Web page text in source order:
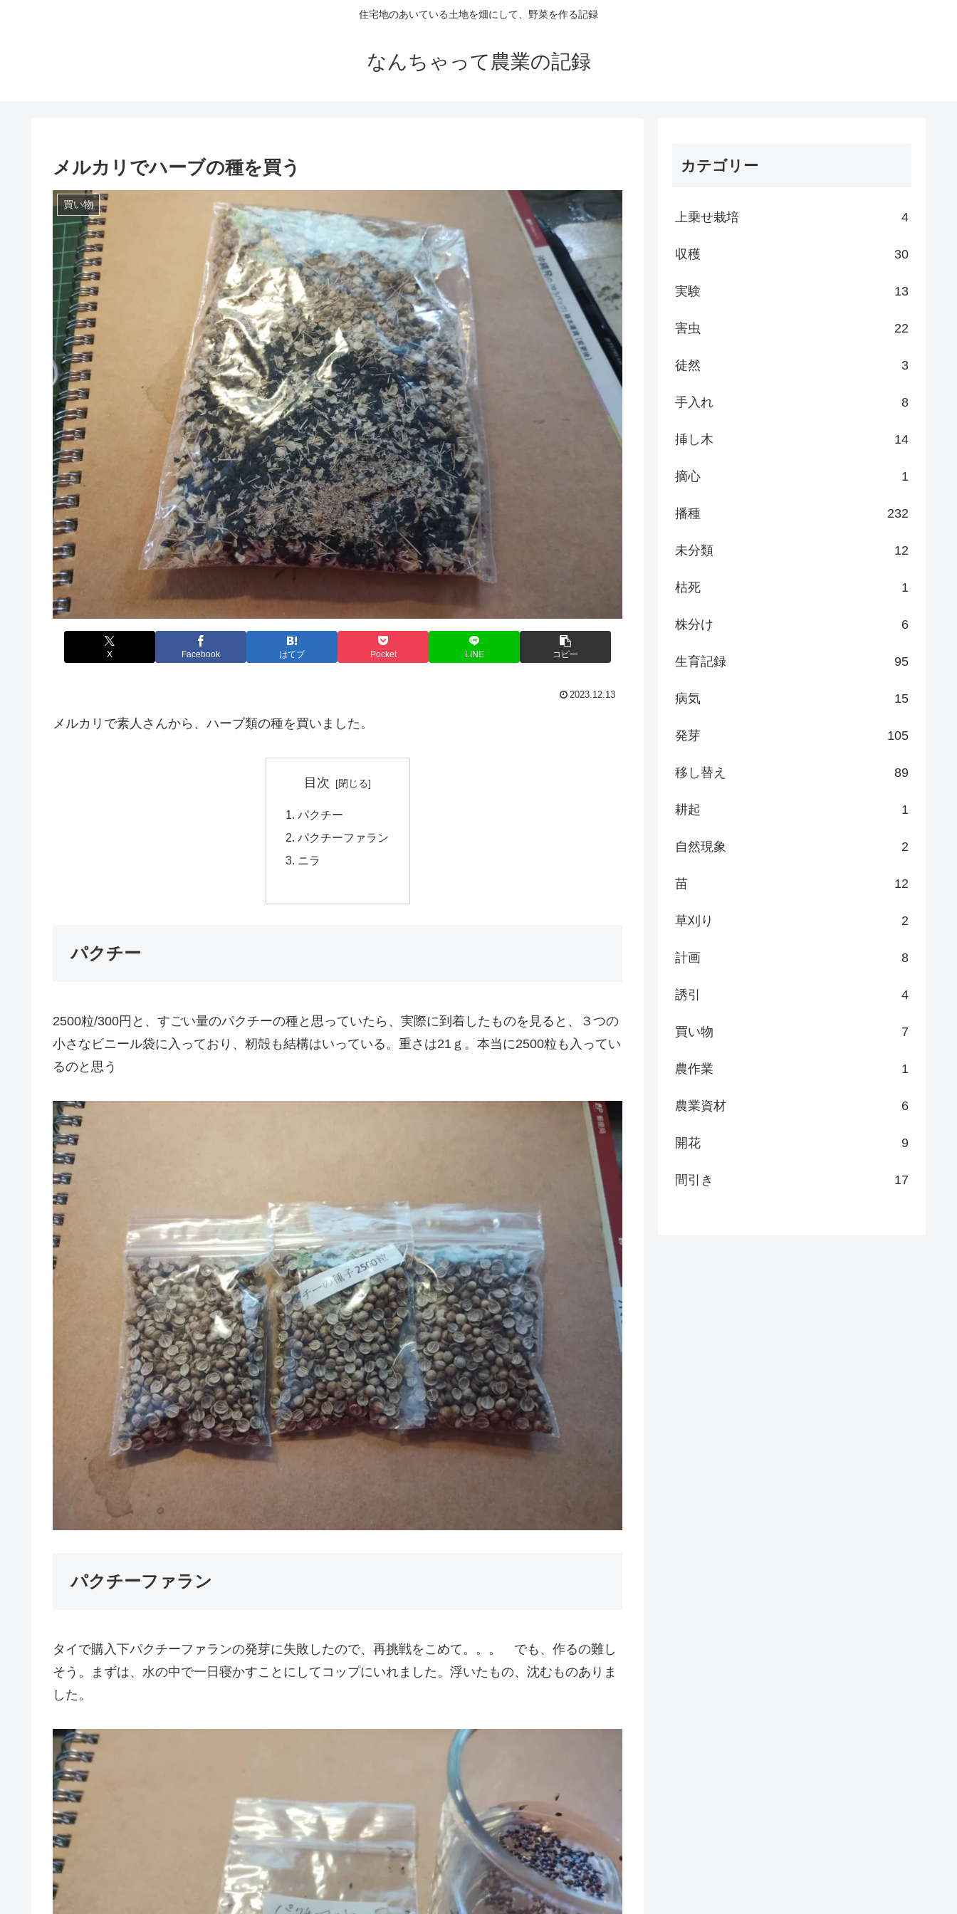
住宅地のあいている土地を畑にして、野菜を作る記録
なんちゃって農業の記録
メルカリでハーブの種を買う
買い物
X Facebook はてブ Pocket LINE コピー
2023.12.13
メルカリで素人さんから、ハーブ類の種を買いました。
目次
パクチー
パクチーファラン
ニラ
パクチー
2500粒/300円と、すごい量のパクチーの種と思っていたら、実際に到着したものを見ると、３つの
小さなビニール袋に入っており、籾殻も結構はいっている。重さは21ｇ。本当に2500粒も入ってい
るのと思う
パクチーファラン
タイで購入下パクチーファランの発芽に失敗したので、再挑戦をこめて。。。 でも、作るの難し
そう。まずは、水の中で一日寝かすことにしてコップにいれました。浮いたもの、沈むものありま
した。
カテゴリー
上乗せ栽培 4
収穫 30
実験 13
害虫 22
徒然 3
手入れ 8
挿し木 14
摘心 1
播種 232
未分類 12
枯死 1
株分け 6
生育記録 95
病気 15
発芽 105
移し替え 89
耕起 1
自然現象 2
苗 12
草刈り 2
計画 8
誘引 4
買い物 7
農作業 1
農業資材 6
開花 9
間引き 17